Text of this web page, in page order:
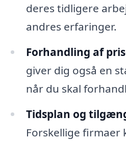
deres tidligere
andres erfaringer.
Forhandling af
giver dig også en
når du skal
Tidsplan og
Forskellige firmaer